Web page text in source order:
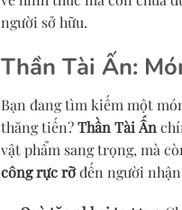
người sở hữu.
Thần Tài Ấn:
Bạn đang tìm kiếm một
thăng tiến?Thần Tài Ấn
vật phẩm sang trọng, mà
công rực rỡđến người